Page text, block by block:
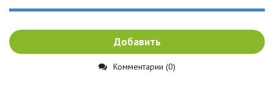
Добавить
Комментарии (0)